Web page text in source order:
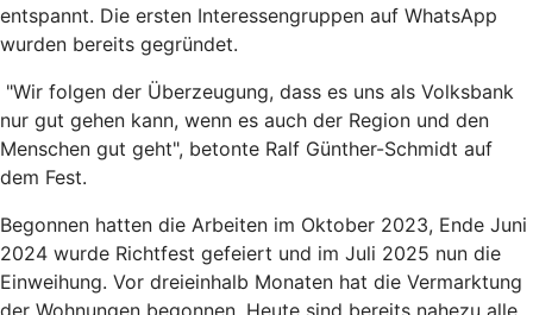
entspannt. Die ersten Interessengruppen auf WhatsApp
wurden bereits gegründet.
"Wir folgen der Überzeugung, dass es uns als Volksbank
nur gut gehen kann, wenn es auch der Region und den
Menschen gut geht", betonte Ralf Günther-Schmidt auf
dem Fest.
Begonnen hatten die Arbeiten im Oktober 2023, Ende Juni
2024 wurde Richtfest gefeiert und im Juli 2025 nun die
Einweihung. Vor dreieinhalb Monaten hat die Vermarktung
der Wohnungen begonnen. Heute sind bereits nahezu alle